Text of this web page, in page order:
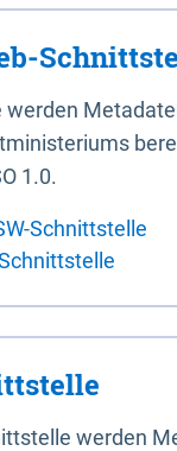
werden
1.0.
Schnittstelle
werden